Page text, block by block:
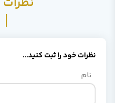
نظرات خود را ثبت کنید...
نام